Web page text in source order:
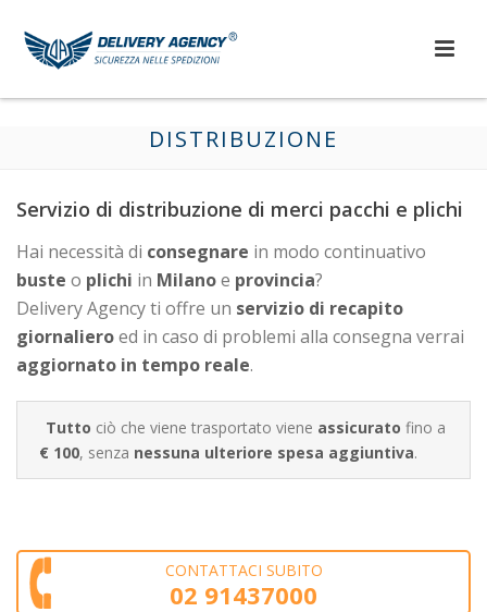
DISTRIBUZIONE
Servizio di distribuzione di merci pacchi e plichi
Hai necessità di consegnare in modo continuativo
buste o plichi in Milanoe provincia?
Delivery Agency ti offre un servizio di recapito
giornalieroed in caso di problemi alla consegna verrai
aggiornato in tempo reale.
Tutto ciò che viene trasportato viene assicurato fino a
€ 100, senza nessuna ulteriore spesa aggiuntiva.
CONTATTACI SUBITO
02 91437000